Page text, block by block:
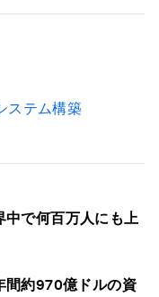
中で何百万人にも上
間約970億ドルの資
ステム構築